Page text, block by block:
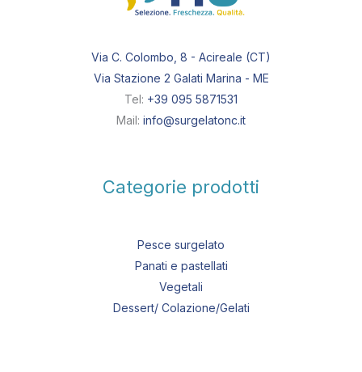
Via C. Colombo, 8 - Acireale (CT)
Via Stazione 2 Galati Marina - ME
Tel: +39 095 5871531
Mail: info@surgelatonc.it
Categorie prodotti
Pesce surgelato
Panati e pastellati
Vegetali
Dessert/ Colazione/Gelati